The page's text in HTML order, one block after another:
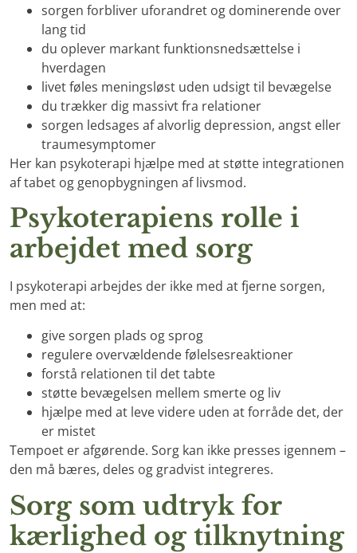
sorgen forbliver uforandret og dominerende over
lang tid
du oplever markant funktionsnedsættelse i
hverdagen
livet føles meningsløst uden udsigt til bevægelse
du trækker dig massivt fra relationer
sorgen ledsages af alvorlig depression, angst eller
traumesymptomer
Her kan psykoterapi hjælpe med at støtte integrationen
af tabet og genopbygningen af livsmod.
Psykoterapiens rolle i
arbejdet med sorg
I psykoterapi arbejdes der ikke med at fjerne sorgen,
men med at:
give sorgen plads og sprog
regulere overvældende følelsesreaktioner
forstå relationen til det tabte
støtte bevægelsen mellem smerte og liv
hjælpe med at leve videre uden at forråde det, der
er mistet
Tempoet er afgørende. Sorg kan ikke presses igennem –
den må bæres, deles og gradvist integreres.
Sorg som udtryk for
kærlighed og tilknytning